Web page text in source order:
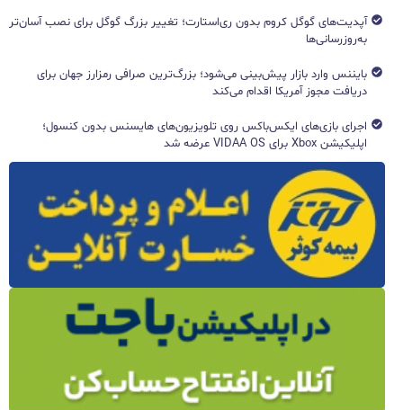
آپدیت‌های گوگل کروم بدون ری‌استارت؛ تغییر بزرگ گوگل برای نصب آسان‌تر
به‌روزرسانی‌ها
بایننس وارد بازار پیش‌بینی می‌شود؛ بزرگ‌ترین صرافی رمزارز جهان برای
دریافت مجوز آمریکا اقدام می‌کند
اجرای بازی‌های ایکس‌باکس روی تلویزیون‌های هایسنس بدون کنسول؛
اپلیکیشن Xbox برای VIDAA OS عرضه شد